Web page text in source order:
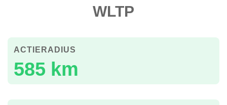
WLTP
585 km
ACTIERADIUS